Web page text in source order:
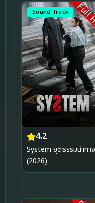
Sound Track Full
4.2
System ยุติธรรมนำทาง
(2026)